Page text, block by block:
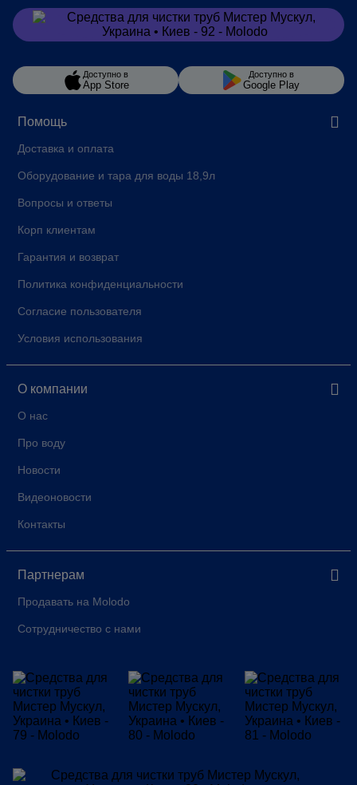
Помощь
Доставка и оплата
Оборудование и тара для воды 18,9л
Вопросы и ответы
Корп клиентам
Гарантия и возврат
Политика конфиденциальности
Согласие пользователя
Условия использования
О компании
О нас
Про воду
Новости
Видеоновости
Контакты
Партнерам
Продавать на Molodo
Сотрудничество с нами
Заказатьв Viber
Доступно в
App Store
Доступно в
Google Play